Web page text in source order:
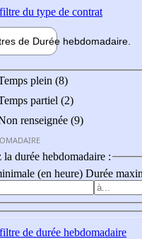
du type de contrat
de Durée hebdomadaire
plein (8)
partiel (2)
renseignée (9)
la durée hebdomadaire :
(en heure) Durée
de durée hebdomadaire